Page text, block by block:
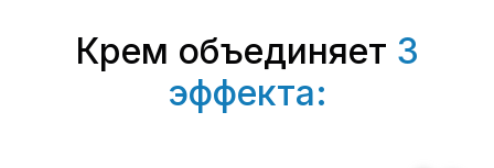
Крем объединяет 3
эффекта: